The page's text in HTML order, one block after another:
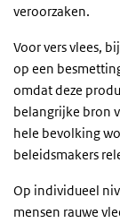
veroorzaken.
Voor vers vlees,
op een
omdat deze
belangrijke bron
hele bevolking
beleidsmakers
Op individueel
mensen rauwe